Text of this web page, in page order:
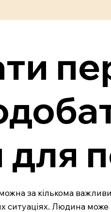
за кількома
ситуаціях. Людина може